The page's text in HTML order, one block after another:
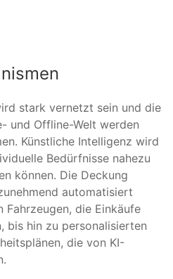
stark vernetzt sein und die
und Offline-Welt werden
Künstliche Intelligenz wird
Bedürfnisse nahezu
können. Die Deckung
automatisiert
Fahrzeugen, die Einkäufe
bis hin zu personalisierten
die von KI-